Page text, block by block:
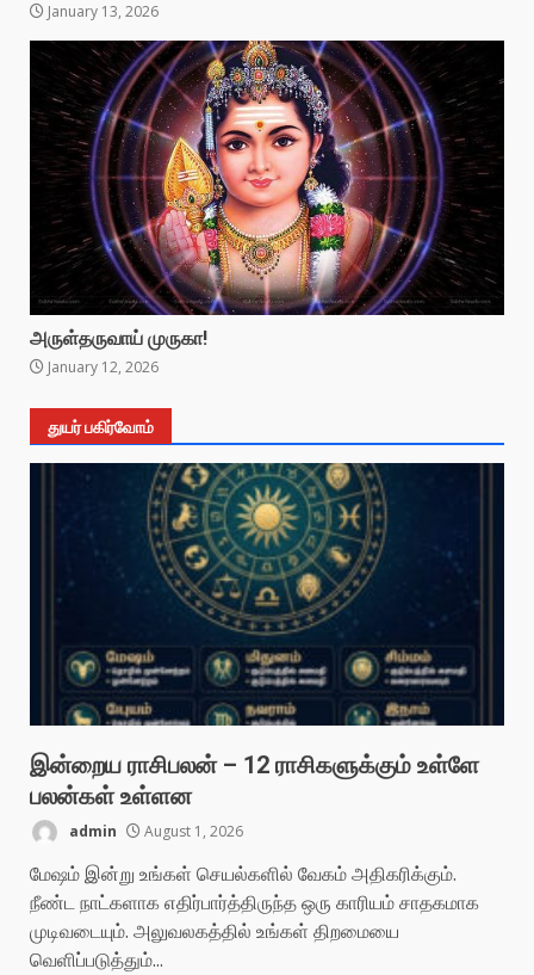
January 13, 2026
அருள்தருவாய் முருகா!
January 12, 2026
துயர் பகிர்வோம்
இன்றைய ராசிபலன் – 12 ராசிகளுக்கும் உள்ளே
பலன்கள் உள்ளன
admin August 1, 2026
மேஷம் இன்று உங்கள் செயல்களில் வேகம் அதிகரிக்கும்.
நீண்ட நாட்களாக எதிர்பார்த்திருந்த ஒரு காரியம் சாதகமாக
முடிவடையும். அலுவலகத்தில் உங்கள் திறமையை
வெளிப்படுத்தும்...